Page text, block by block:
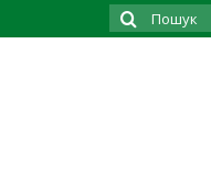
Search
for: